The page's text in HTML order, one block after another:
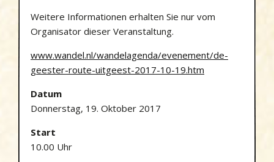
Weitere Informationen erhalten Sie nur vom
Organisator dieser Veranstaltung.
www.wandel.nl/wandelagenda/evenement/de-
geester-route-uitgeest-2017-10-19.htm
Datum
Donnerstag, 19. Oktober 2017
Start
10.00 Uhr